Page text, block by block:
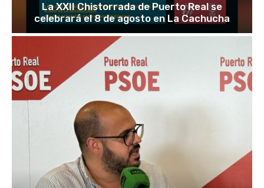
La XXII Chistorrada de Puerto Real se
celebrará el 8 de agosto en La Cachucha